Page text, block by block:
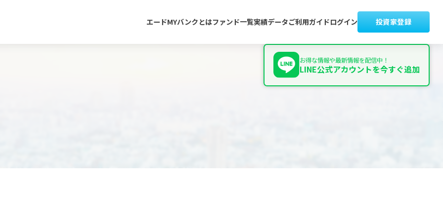
エードMYバンクとはファンド一覧実績データご利用ガイドログイン 投資家登録
お得な情報や最新情報を配信中！
LINE公式アカウントを今すぐ追加